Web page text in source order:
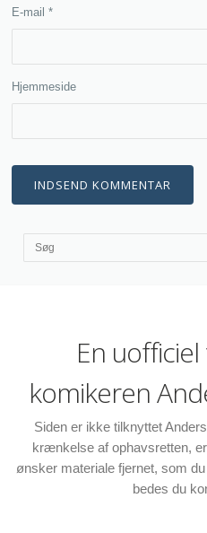
E-mail*
Hjemmeside
En
komikeren
Siden er ikke tilknyttet
krænkelse af ophavsretten,
ønsker materiale fjernet, som
bedes du